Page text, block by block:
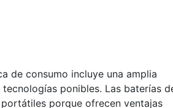
de consumo incluye una amplia
ponibles. Las baterías
porque ofrecen ventajas